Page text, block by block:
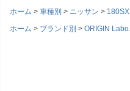
ホーム 車種別 ニッサン 180SX
ホーム
ブランド別 ORIGIN Labo.